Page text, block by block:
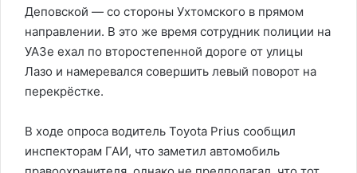
Деповской — со стороны Ухтомского в прямом
направлении. В это же время сотрудник полиции на
УАЗе ехал по второстепенной дороге от улицы
Лазо и намеревался совершить левый поворот на
перекрёстке.
В ходе опроса водитель Toyota Prius сообщил
инспекторам ГАИ, что заметил автомобиль